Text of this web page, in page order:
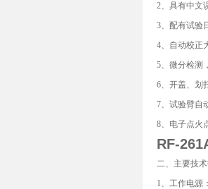
2、具有中文
3、配有试验
4、自动校正
5、微分检测
6、开盖、划
7、试验臂自
8、电子点火
RF-
二、主要技
1、工作电源